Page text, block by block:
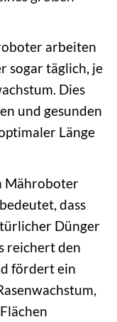
arbeiten
sogar täglich, je
Dies
und gesunden
Länge
Mähroboter
dass
Dünger
reichert den
fördert ein